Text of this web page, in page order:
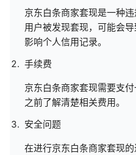
京东白条商家套现是一种
用户被发现套现，可能会
影响个人信用记录。
手续费
京东白条商家套现需要支
之前了解清楚相关费用。
安全问题
在进行京东白条商家套现